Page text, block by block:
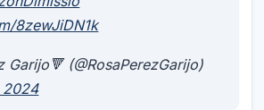
8zewJiDN1k
Garijo🔻 (@RosaPerezGarijo)
2024